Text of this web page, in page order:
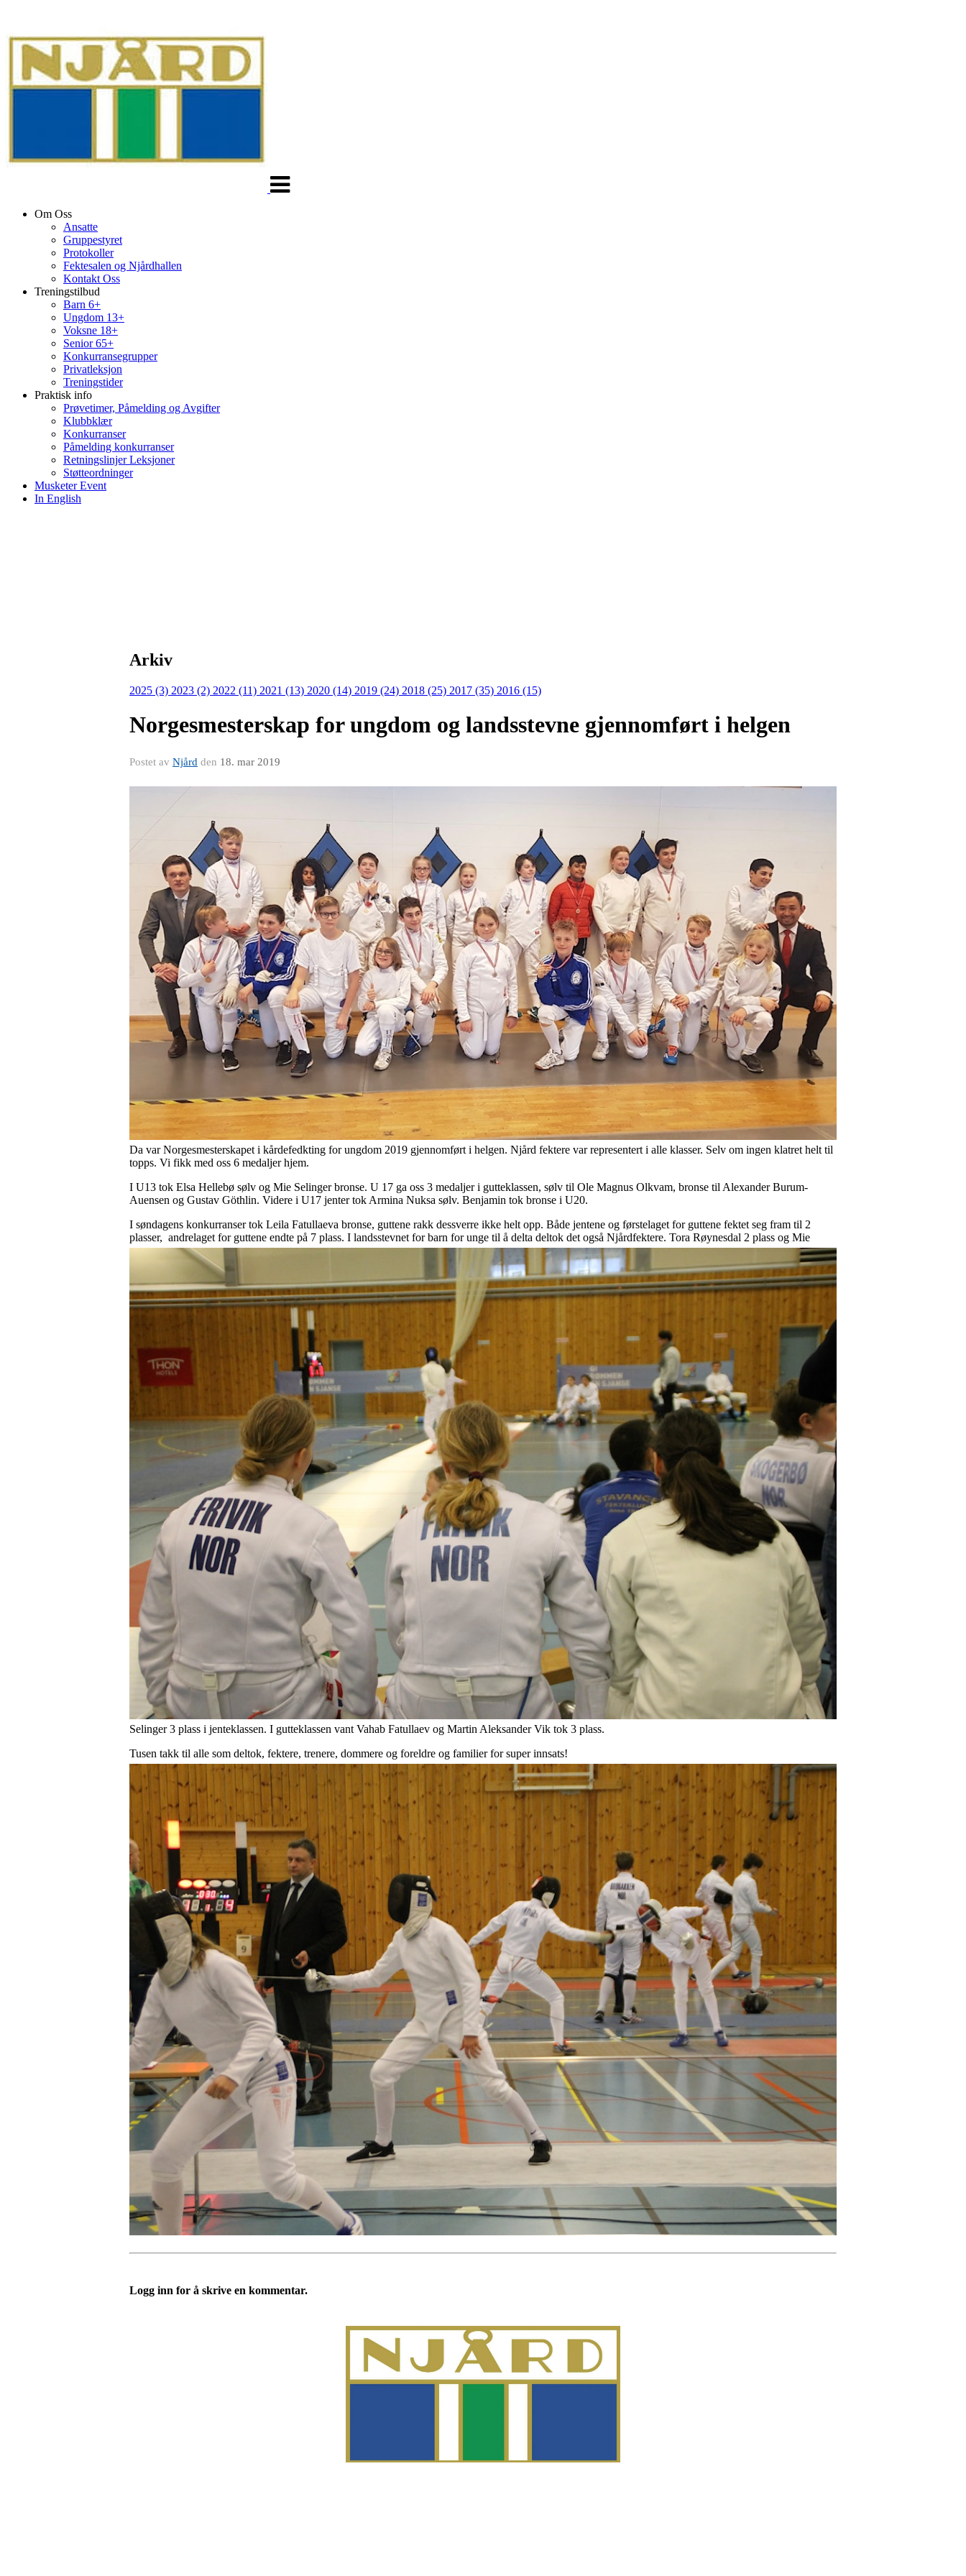
Om Oss
Ansatte
Gruppestyret
Protokoller
Fektesalen og Njårdhallen
Kontakt Oss
Treningstilbud
Barn 6+
Ungdom 13+
Voksne 18+
Senior 65+
Konkurransegrupper
Privatleksjon
Treningstider
Praktisk info
Prøvetimer, Påmelding og Avgifter
Klubbklær
Konkurranser
Påmelding konkurranser
Retningslinjer Leksjoner
Støtteordninger
Musketer Event
In English
Arkiv
2025 (3) 2023 (2) 2022 (11) 2021 (13) 2020 (14) 2019 (24) 2018 (25) 2017 (35) 2016 (15)
Norgesmesterskap for ungdom og landsstevne gjennomført i helgen
Postet av Njård den 18. mar 2019
Da var Norgesmesterskapet i kårdefedkting for ungdom 2019 gjennomført i helgen. Njård fektere var representert i alle klasser. Selv om ingen klatret helt til
topps. Vi fikk med oss 6 medaljer hjem.
I U13 tok Elsa Hellebø sølv og Mie Selinger bronse. U 17 ga oss 3 medaljer i gutteklassen, sølv til Ole Magnus Olkvam, bronse til Alexander Burum-
Auensen og Gustav Göthlin. Videre i U17 jenter tok Armina Nuksa sølv. Benjamin tok bronse i U20.
I søndagens konkurranser tok Leila Fatullaeva bronse, guttene rakk dessverre ikke helt opp. Både jentene og førstelaget for guttene fektet seg fram til 2
plasser, andrelaget for guttene endte på 7 plass. I landsstevnet for barn for unge til å delta deltok det også Njårdfektere. Tora Røynesdal 2 plass og Mie
Selinger 3 plass i jenteklassen. I gutteklassen vant Vahab Fatullaev og Martin Aleksander Vik tok 3 plass.
Tusen takk til alle som deltok, fektere, trenere, dommere og foreldre og familier for super innsats!
Logg inn for å skrive en kommentar.